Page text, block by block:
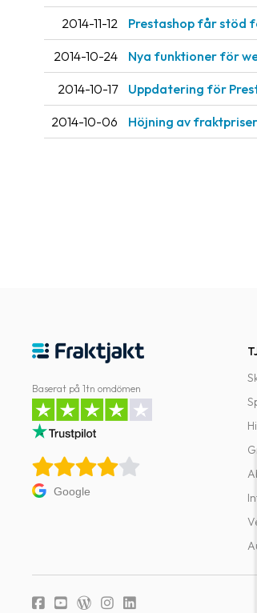
2014-11-12 Prestashop får stöd
2014-10-24 Nya funktioner för
2014-10-17 Uppdatering för
2014-10-06 Höjning av
Baserat på 1tn omdömen
Google